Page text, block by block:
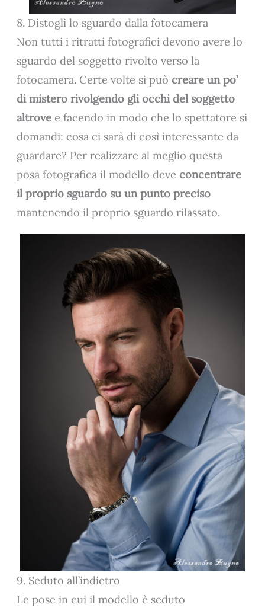
8. Distogli lo sguardo dalla fotocamera
Non tutti i ritratti fotografici devono avere lo
sguardo del soggetto rivolto verso la
fotocamera. Certe volte si puòcreare un po’
di mistero rivolgendo gli occhi del soggetto
altrove e facendo in modo che lo spettatore si
domandi: cosa ci sarà di così interessante da
guardare? Per realizzare al meglio questa
posa fotografica il modello deveconcentrare
il proprio sguardo su un punto preciso
mantenendo il proprio sguardo rilassato.
9. Seduto all’indietro
Le pose in cui il modello è seduto